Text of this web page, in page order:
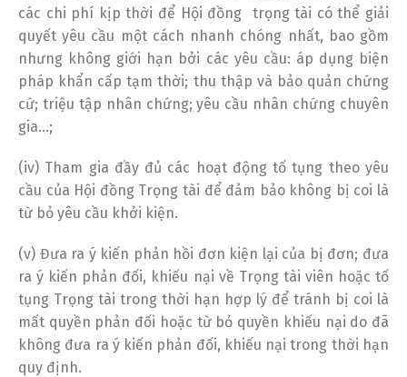
các chi phí kịp thời để Hội đồng trọng tài có thể giải
quyết yêu cầu một cách nhanh chóng nhất, bao gồm
nhưng không giới hạn bởi các yêu cầu: áp dụng biện
pháp khẩn cấp tạm thời; thu thập và bảo quản chứng
cứ; triệu tập nhân chứng; yêu cầu nhân chứng chuyên
gia…;
(iv) Tham gia đầy đủ các hoạt động tố tụng theo yêu
cầu của Hội đồng Trọng tài để đảm bảo không bị coi là
từ bỏ yêu cầu khởi kiện.
(v) Đưa ra ý kiến phản hồi đơn kiện lại của bị đơn; đưa
ra ý kiến phản đối, khiếu nại về Trọng tài viên hoặc tố
tụng Trọng tài trong thời hạn hợp lý để tránh bị coi là
mất quyền phản đối hoặc từ bỏ quyền khiếu nại do đã
không đưa ra ý kiến phản đối, khiếu nại trong thời hạn
quy định.